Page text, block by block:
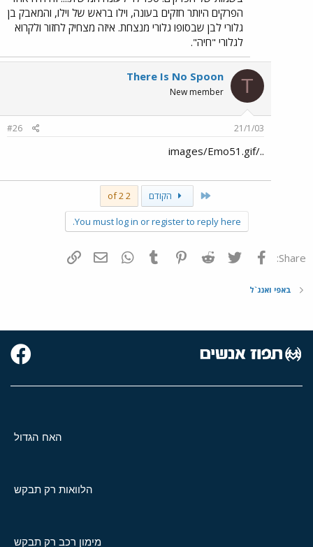
הפרקים היותר חזקים בעונה, וילו בראש של וילו, והמאבק בן
גלורי לבן שבסופו גלורי מנצחת. איזה מצחיק לחזור ולקרוא
לגלורי "חיה".
T
There Is No Spoon
New member
21/1/03
#26
../images/Emo51.gif
First הקודם 2 of 2
You must log in or register to reply here.
Share: פייסבוק Twitter
Reddit
Pinterest
Tumblr
WhatsAppדואר אלקטרוני
באפי ואנג`ל
האח הגדול
הלוואות רק תבקש
מימון רכב רק תבקש